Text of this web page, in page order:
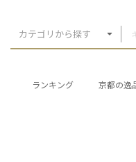
カテゴリから探す
ランキング 京都の逸